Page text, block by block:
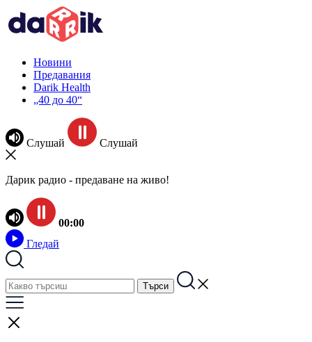
Новини
Предавания
Darik Health
„40 до 40“
Слушай Слушай
Дарик радио - предаване на живо!
00:00
Гледай